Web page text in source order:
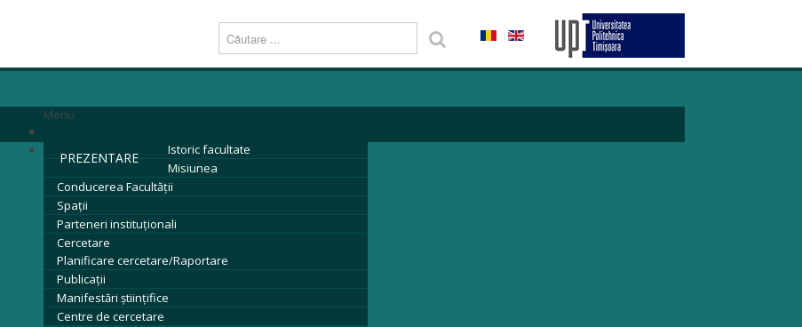
Menu
PREZENTARE
Istoric facultate
Misiunea
Conducerea Facultăţii
Spații
Parteneri instituţionali
Cercetare
Planificare cercetare/Raportare
Publicații
Manifestări științifice
Centre de cercetare